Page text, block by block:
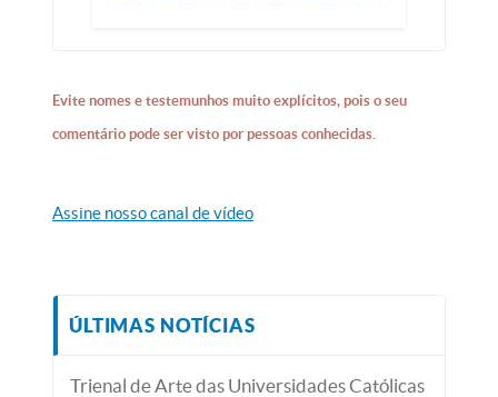
Evite nomes e testemunhos muito explícitos, pois o seu
comentário pode ser visto por pessoas conhecidas.
Assine nosso canal de vídeo
ÚLTIMAS NOTÍCIAS
Trienal de Arte das Universidades Católicas